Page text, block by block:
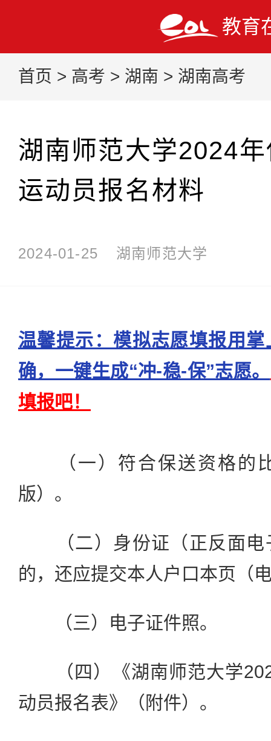
教育
首页 > 高考 > 湖南 > 湖南高考
湖南师范大学2024
运动员报名材料
2024-01-25 湖南师范大学
温馨提示：模拟志愿填报用
确，一键生成“冲-稳-保”志愿。
填报吧！
（一）符合保送资格的
版）。
（二）身份证（正反面电
的，还应提交本人户口本页（
（三）电子证件照。
（四）《湖南师范大学
动员报名表》（附件）。